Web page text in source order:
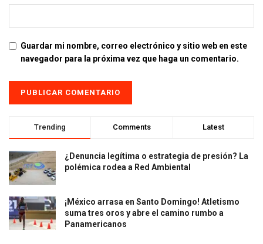
Guardar mi nombre, correo electrónico y sitio web en este
navegador para la próxima vez que haga un comentario.
Trending Comments Latest
¿Denuncia legítima o estrategia de presión? La
polémica rodea a Red Ambiental
¡México arrasa en Santo Domingo! Atletismo
suma tres oros y abre el camino rumbo a
Panamericanos